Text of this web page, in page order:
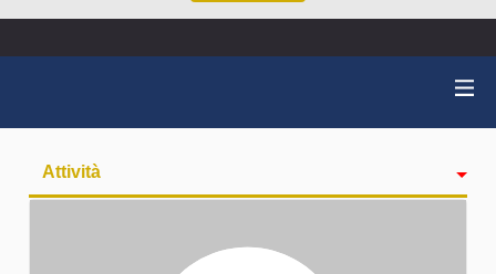
Attività